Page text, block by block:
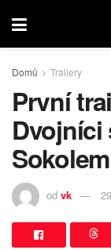
Domů Trailery
První
Dvojníci
od vk